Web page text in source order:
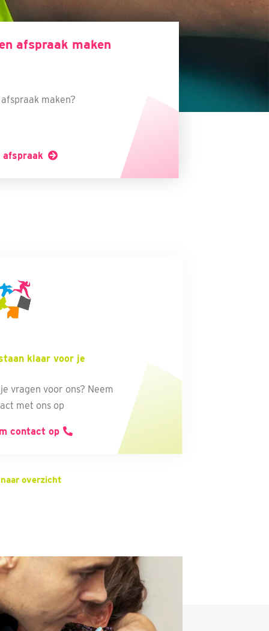
afspraak maken
maken?
afspraak
klaar voor je
vragen voor ons? Neem
met ons op
contact op
naar overzicht